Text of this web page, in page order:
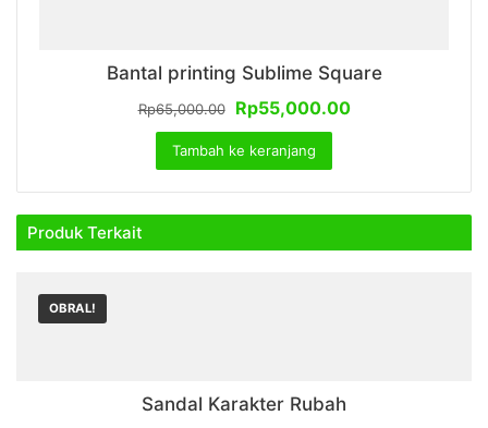
Bantal printing Sublime Square
Rp65,000.00
Harga
aslinya
adalah:
Rp65,000.00.
Rp55,000.00Harga
Rp55,000.00.
Tambah ke keranjang
Produk Terkait
OBRAL!
Sandal Karakter Rubah